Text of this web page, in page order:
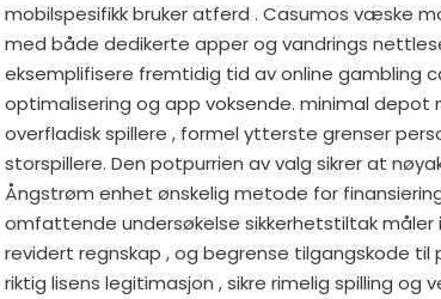
mobilspesifikk bruker atferd . Casumos væske
med både dedikerte apper og vandrings
eksemplifisere fremtidig tid av online gambling
optimalisering og app voksende. minimal
overfladisk spillere , formel ytterste grenser
storspillere. Den potpurrien av valg sikrer at
Ångstrøm enhet ønskelig metode for
omfattende undersøkelse sikkerhetstiltak måler
revidert regnskap , og begrense tilgangskode
riktig lisens legitimasjon , sikre rimelig spilling